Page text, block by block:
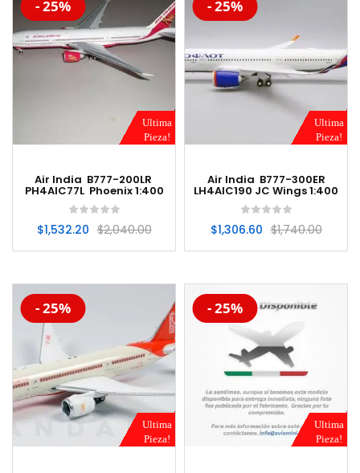
-20%
Ultima
Pieza!
- 25%
Air India B777-200LR
PH4AIC77L Phoenix 1:400
$2,040.00
$1,532.20
-20%
Ultima
Pieza!
- 25%
Air India B777-300ER
LH4AIC190 JC Wings 1:400
$1,740.00
$1,306.60
-20%
Ultima
Pieza!
- 25% -20%
Ultima
Pieza!
- 25%